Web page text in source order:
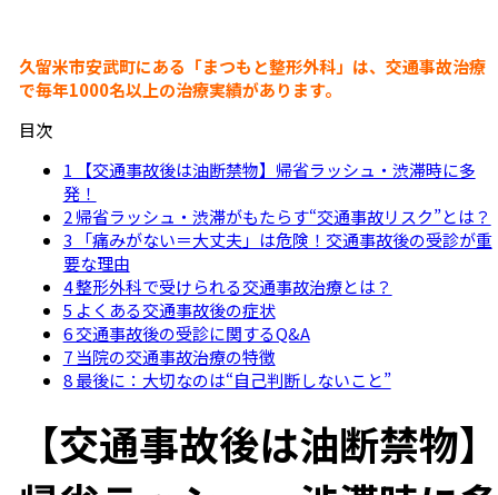
久留米市安武町にある「まつもと整形外科」は、交通事故治療
で毎年1000名以上の治療実績があります。
目次
1 【交通事故後は油断禁物】帰省ラッシュ・渋滞時に多
発！
2 帰省ラッシュ・渋滞がもたらす“交通事故リスク”とは？
3 「痛みがない＝大丈夫」は危険！交通事故後の受診が重
要な理由
4 整形外科で受けられる交通事故治療とは？
5 よくある交通事故後の症状
6 交通事故後の受診に関するQ&A
7 当院の交通事故治療の特徴
8 最後に：大切なのは“自己判断しないこと”
【交通事故後は油断禁物】